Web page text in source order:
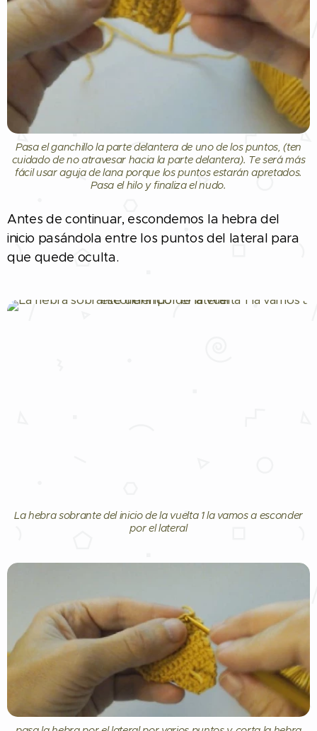
Pasa el ganchillo la parte delantera de uno de los puntos, (ten
cuidado de no atravesar hacia la parte delantera). Te será más
fácil usar aguja de lana porque los puntos estarán apretados.
Pasa el hilo y finaliza el nudo.
Antes de continuar, escondemos la hebra del
inicio pasándola entre los puntos del lateral para
que quede oculta.
La hebra sobrante del inicio de la vuelta 1 la vamos a esconder
por el lateral